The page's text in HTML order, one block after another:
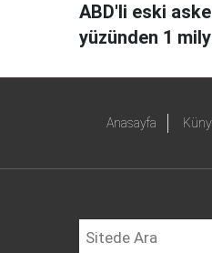
ABD'li eski
yüzünden 1
Anasayfa